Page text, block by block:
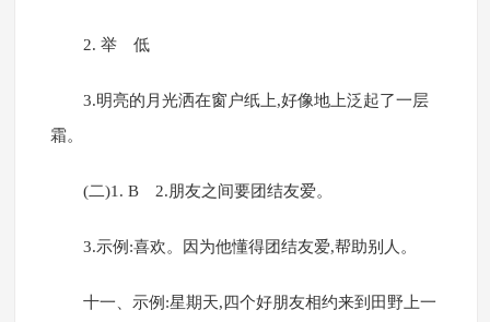
2. 举 低
3.明亮的月光洒在窗户纸上,好像地上泛起了一层
霜。
(二)1. B 2.朋友之间要团结友爱。
3.示例:喜欢。因为他懂得团结友爱,帮助别人。
十一、示例:星期天,四个好朋友相约来到田野上一